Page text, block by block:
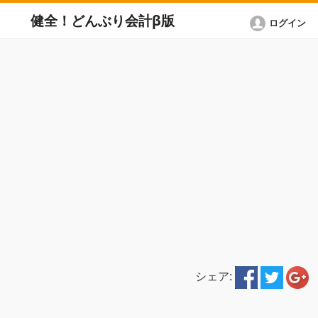
健全！どんぶり会計β版 ログイン
シェア: